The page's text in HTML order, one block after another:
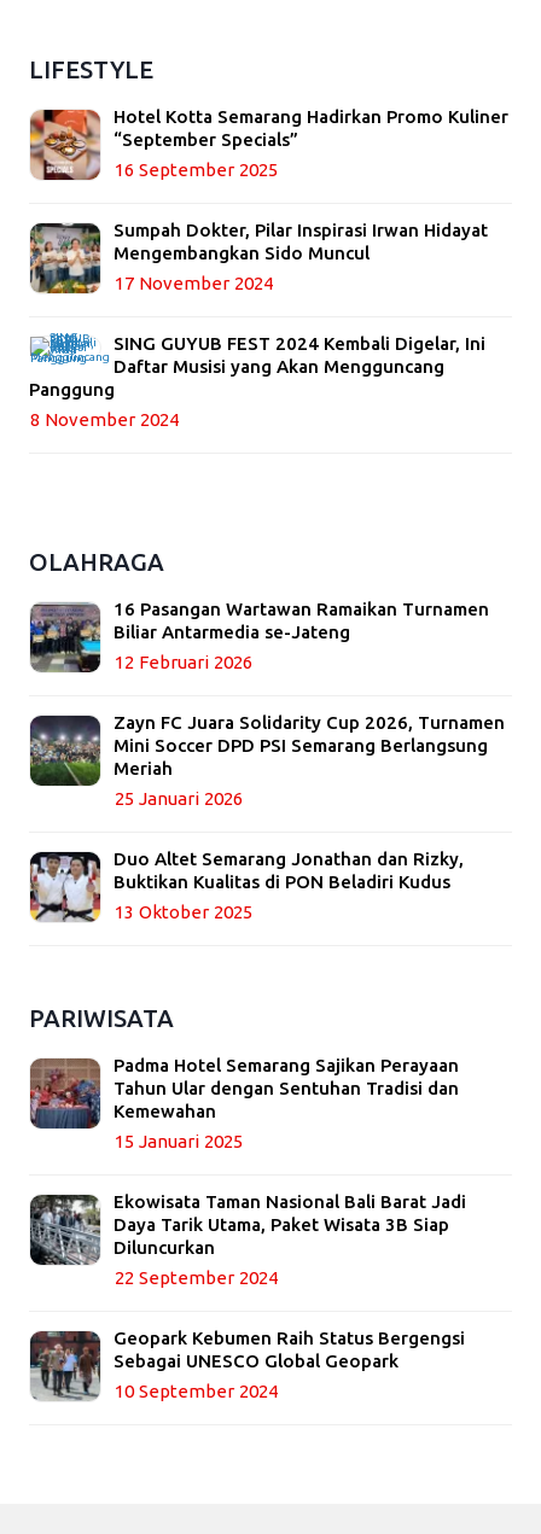
LIFESTYLE
Hotel Kotta Semarang Hadirkan Promo Kuliner
“September Specials”
16 September 2025
Sumpah Dokter, Pilar Inspirasi Irwan Hidayat
Mengembangkan Sido Muncul
17 November 2024
SING GUYUB FEST 2024 Kembali Digelar, Ini
Daftar Musisi yang Akan Mengguncang
Panggung
8 November 2024
OLAHRAGA
16 Pasangan Wartawan Ramaikan Turnamen
Biliar Antarmedia se-Jateng
12 Februari 2026
Zayn FC Juara Solidarity Cup 2026, Turnamen
Mini Soccer DPD PSI Semarang Berlangsung
Meriah
25 Januari 2026
Duo Altet Semarang Jonathan dan Rizky,
Buktikan Kualitas di PON Beladiri Kudus
13 Oktober 2025
PARIWISATA
Padma Hotel Semarang Sajikan Perayaan
Tahun Ular dengan Sentuhan Tradisi dan
Kemewahan
15 Januari 2025
Ekowisata Taman Nasional Bali Barat Jadi
Daya Tarik Utama, Paket Wisata 3B Siap
Diluncurkan
22 September 2024
Geopark Kebumen Raih Status Bergengsi
Sebagai UNESCO Global Geopark
10 September 2024